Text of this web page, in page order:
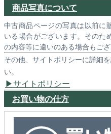
商品写真について
中古商品ページの写真は以前に
いる場合がございます。そのた
の内容等に違いのある場合もご
その他、サイトポリシーに詳細
い。
サイトポリシー
お買い物の仕方